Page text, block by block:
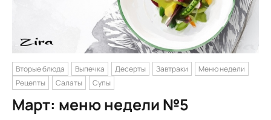
Вторые блюда Выпечка Десерты Завтраки
Меню недели
Рецепты
Салаты Супы
Март: меню недели №5